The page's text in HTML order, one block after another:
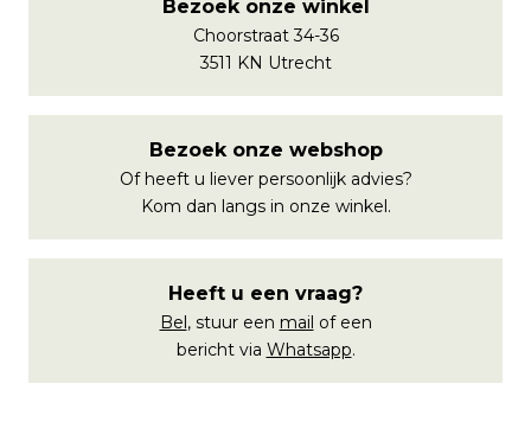
Bezoek onze winkel
Choorstraat 34-36
3511 KN Utrecht
Bezoek onze webshop
Of heeft u liever persoonlijk advies?
Kom dan langs in onze winkel.
Heeft u een vraag?
Bel, stuur een mail of een
bericht via Whatsapp.